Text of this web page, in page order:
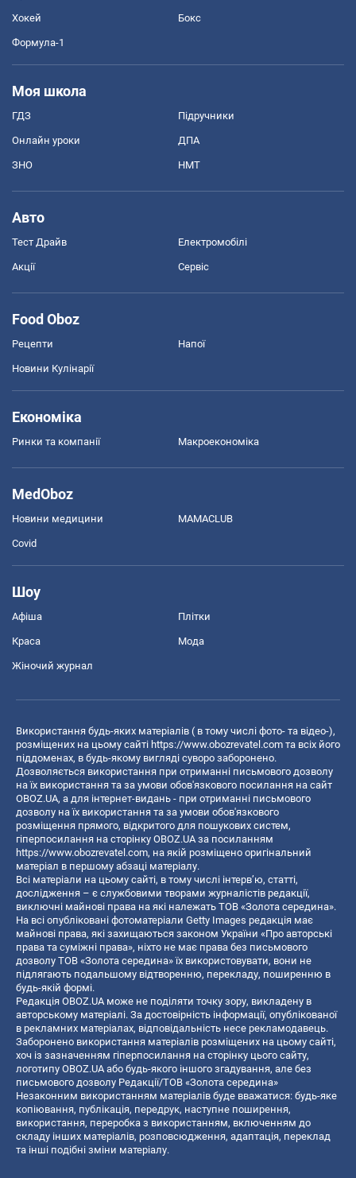
Хокей Бокс
Формула-1
Моя школа
ГДЗ Підручники
Онлайн уроки ДПА
ЗНО НМТ
Авто
Тест Драйв Електромобілі
Акції Сервіс
Food Oboz
Рецепти Напої
Новини Кулінарії
Економіка
Ринки та компанії Макроекономіка
MedOboz
Новини медицини MAMACLUB
Covid
Шоу
Афіша Плітки
Краса Мода
Жіночий журнал
Використання будь-яких матеріалів ( в тому числі фото- та відео-),
розміщених на цьому сайті https://www.obozrevatel.com та всіх його
піддоменах, в будь-якому вигляді суворо заборонено.
Дозволяється використання при отриманні письмового дозволу
на їх використання та за умови обов'язкового посилання на сайт
OBOZ.UA, а для інтернет-видань - при отриманні письмового
дозволу на їх використання та за умови обов'язкового
розміщення прямого, відкритого для пошукових систем,
гіперпосилання на сторінку OBOZ.UA за посиланням
https://www.obozrevatel.com, на якій розміщено оригінальний
матеріал в першому абзаці матеріалу.
Всі матеріали на цьому сайті, в тому числі інтерв’ю, статті,
дослідження – є службовими творами журналістів редакції,
виключні майнові права на які належать ТОВ «Золота середина».
На всі опубліковані фотоматеріали Getty Images редакція має
майнові права, які захищаються законом України «Про авторські
права та суміжні права», ніхто не має права без письмового
дозволу ТОВ «Золота середина» їх використовувати, вони не
підлягають подальшому відтворенню, перекладу, поширенню в
будь-якій формі.
Редакція OBOZ.UA може не поділяти точку зору, викладену в
авторському матеріалі. За достовірність інформації, опублікованої
в рекламних матеріалах, відповідальність несе рекламодавець.
Заборонено використання матеріалів розміщених на цьому сайті,
хоч із зазначенням гіперпосилання на сторінку цього сайту,
логотипу OBOZ.UA або будь-якого іншого згадування, але без
письмового дозволу Редакції/ТОВ «Золота середина»
Незаконним використанням матеріалів буде вважатися: будь-яке
копiювання, публiкацiя, передрук, наступне поширення,
використання, переробка з використанням, включенням до
складу інших матеріалів, розповсюдження, адаптація, переклад
та інші подібні зміни матеріалу.